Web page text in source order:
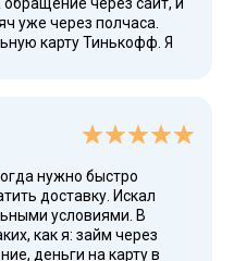
уже через полчаса.
карту Тинькофф. Я
бизнеса, но и на
чувствовала себя
ни навязанных
у крупных МФО в
нужно быстро
доставку. Искал
условиями. В
как я: займ через
деньги на карту в